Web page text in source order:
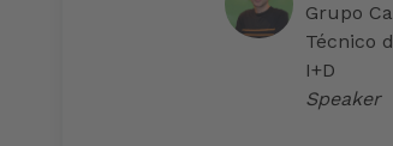
Grupo
Técnico
I+D
Speaker